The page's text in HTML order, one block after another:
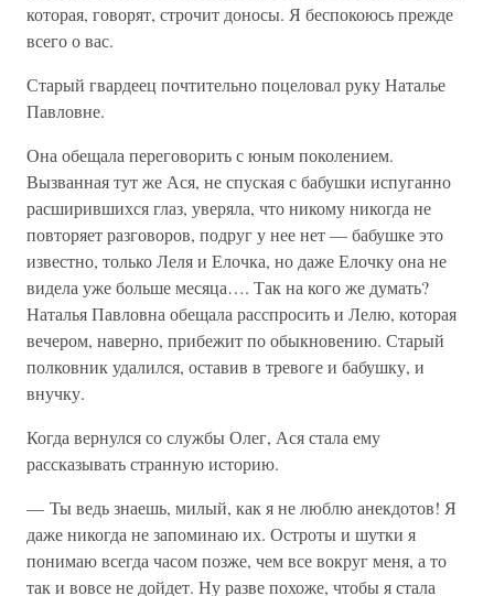
которая, говорят, строчит доносы. Я беспокоюсь прежде
всего о вас.
Старый гвардеец почтительно поцеловал руку Наталье
Павловне.
Она обещала переговорить с юным поколением.
Вызванная тут же Ася, не спуская с бабушки испуганно
расширившихся глаз, уверяла, что никому никогда не
повторяет разговоров, подруг у нее нет — бабушке это
известно, только Леля и Елочка, но даже Елочку она не
видела уже больше месяца…. Так на кого же думать?
Наталья Павловна обещала расспросить и Лелю, которая
вечером, наверно, прибежит по обыкновению. Старый
полковник удалился, оставив в тревоге и бабушку, и
внучку.
Когда вернулся со службы Олег, Ася стала ему
рассказывать странную историю.
— Ты ведь знаешь, милый, как я не люблю анекдотов! Я
даже никогда не запоминаю их. Остроты и шутки я
понимаю всегда часом позже, чем все вокруг меня, а то
так и вовсе не дойдет. Ну разве похоже, чтобы я стала